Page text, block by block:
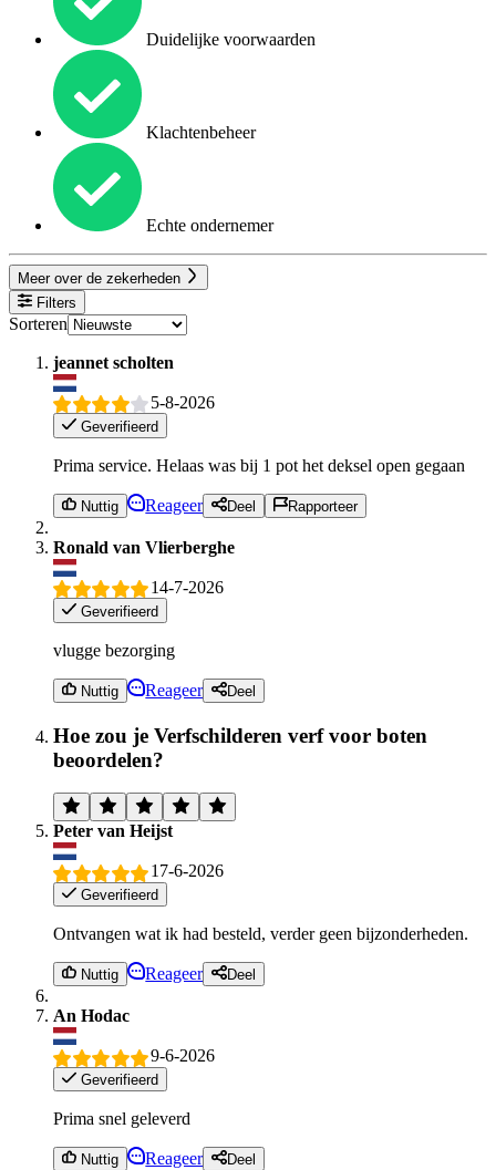
Duidelijke voorwaarden
Klachtenbeheer
Echte ondernemer
Meer over de zekerheden
Filters
Sorteren
jeannet scholten
5-8-2026
Geverifieerd
Prima service. Helaas was bij 1 pot het deksel open gegaan
Nuttig Reageer Deel Rapporteer
Ronald van Vlierberghe
14-7-2026
Geverifieerd
vlugge bezorging
Nuttig Reageer Deel
Hoe zou je Verfschilderen verf voor boten
beoordelen?
Peter van Heijst
17-6-2026
Geverifieerd
Ontvangen wat ik had besteld, verder geen bijzonderheden.
Nuttig Reageer Deel
An Hodac
9-6-2026
Geverifieerd
Prima snel geleverd
Nuttig Reageer Deel